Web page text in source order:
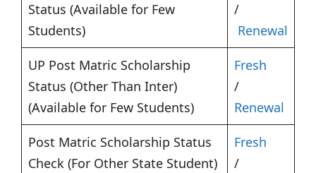
Status (Available for Few
Students)
/
Renewal
UP Post Matric Scholarship
Status (Other Than Inter)
(Available for Few Students)
Fresh
/
Renewal
Post Matric Scholarship Status
Check (For Other State Student)
Fresh
/